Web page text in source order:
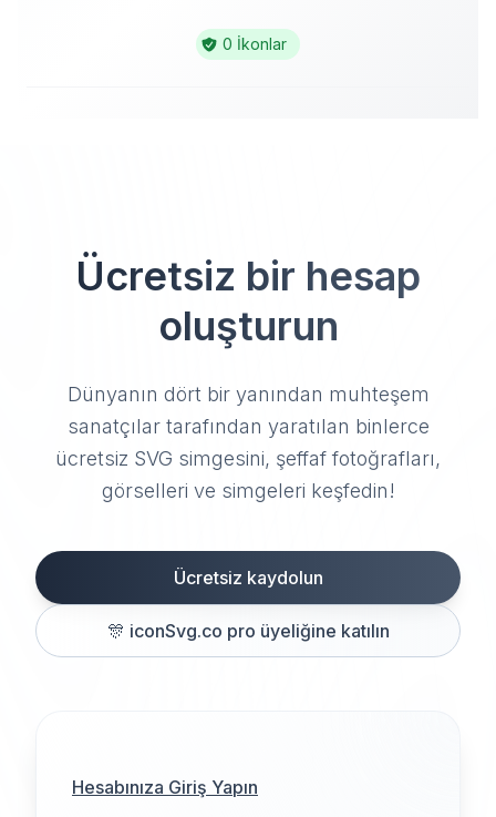
0 İkonlar
Ücretsiz bir hesap
oluşturun
Dünyanın dört bir yanından muhteşem
sanatçılar tarafından yaratılan binlerce
ücretsiz SVG simgesini, şeffaf fotoğrafları,
görselleri ve simgeleri keşfedin!
Ücretsiz kaydolun
🎊 iconSvg.co pro üyeliğine katılın
Hesabınıza Giriş Yapın